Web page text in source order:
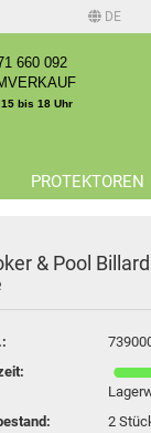
DE
660 092
bis 18 Uhr
PROTEKTOREN
& Pool
2